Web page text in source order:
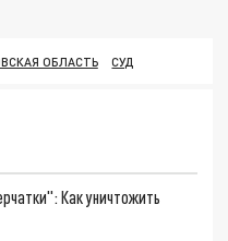
ОБЛАСТЬ СУД
Как уничтожить